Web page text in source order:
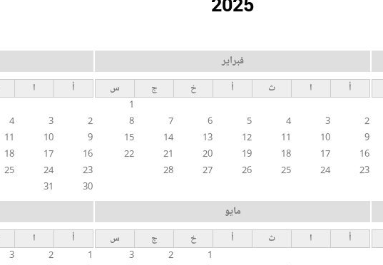
فبراير
أ ا ث أ خ ج
س
1
2
3
4
5
6
7
8
9
10
11
12
13
14
15
16
17
18
19
20
21
22
23
24
25
26
27
28
أ ا
2
3
4
9
10
11
16
17
18
23
24
25
30
31
مايو
أ ا ث أ خ ج
س
1
2
3
أ ا
1
2
3